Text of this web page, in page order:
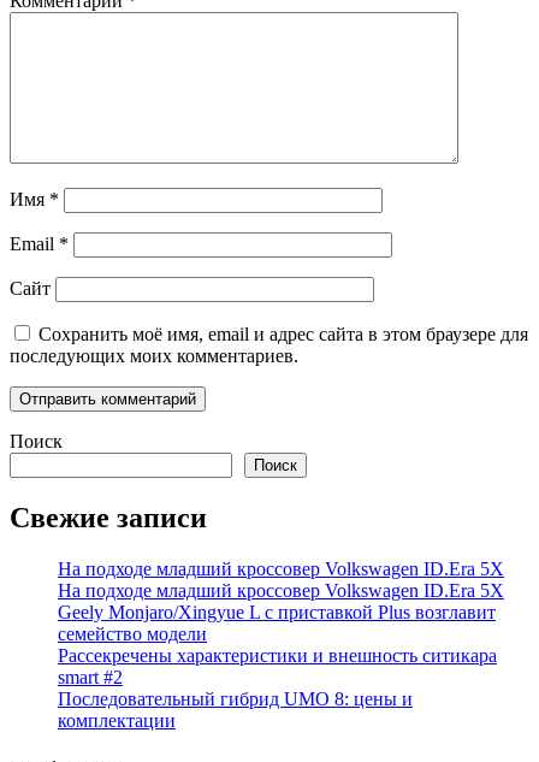
Имя *
Email *
Сайт
Сохранить моё имя, email и адрес сайта в этом браузере для
последующих моих комментариев.
Поиск
Поиск
Свежие записи
На подходе младший кроссовер Volkswagen ID.Era 5X
На подходе младший кроссовер Volkswagen ID.Era 5X
Geely Monjaro/Xingyue L с приставкой Plus возглавит
семейство модели
Рассекречены характеристики и внешность ситикара
smart #2
Последовательный гибрид UMO 8: цены и
комплектации